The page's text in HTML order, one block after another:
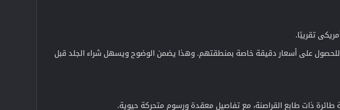
نشجع اللاعبين على التحقق من متجر اللعبة المحلي أو متجر Supercell للحصول على أسعار دقيقة خاصة بمنطقتهم. وهذا يضمن الوضوح ويسهل شراء الجلد قبل